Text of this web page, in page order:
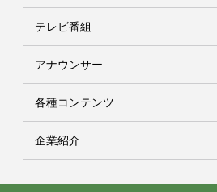
テレビ番組
アナウンサー
各種コンテンツ
企業紹介